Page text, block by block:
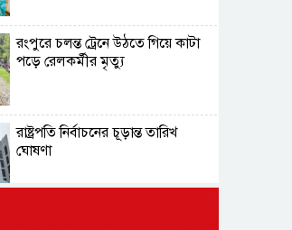
রংপুরে চলন্ত ট্রেনে উঠতে গিয়ে কাটা
পড়ে রেলকর্মীর মৃত্যু
রাষ্ট্রপতি নির্বাচনের চূড়ান্ত তারিখ
ঘোষণা